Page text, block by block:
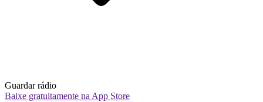
Guardar rádio
Baixe gratuitamente na App Store